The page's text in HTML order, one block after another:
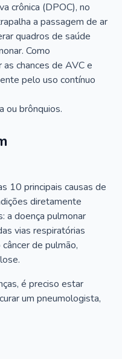
crônica (DPOC), no
a passagem de ar
quadros de saúde
Como
chances de AVC e
pelo uso contínuo
ou brônquios.
10 principais causas de
diretamente
a doença pulmonar
vias respiratórias
de pulmão,
é preciso estar
um pneumologista,